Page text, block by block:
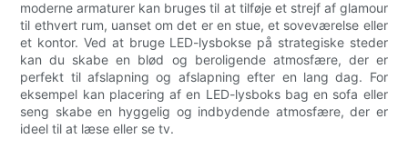
moderne armaturer kan bruges til at tilføje et strejf af glamour
til ethvert rum, uanset om det er en stue, et soveværelse eller
et kontor. Ved at bruge LED-lysbokse på strategiske steder
kan du skabe en blød og beroligende atmosfære, der er
perfekt til afslapning og afslapning efter en lang dag. For
eksempel kan placering af en LED-lysboks bag en sofa eller
seng skabe en hyggelig og indbydende atmosfære, der er
ideel til at læse eller se tv.